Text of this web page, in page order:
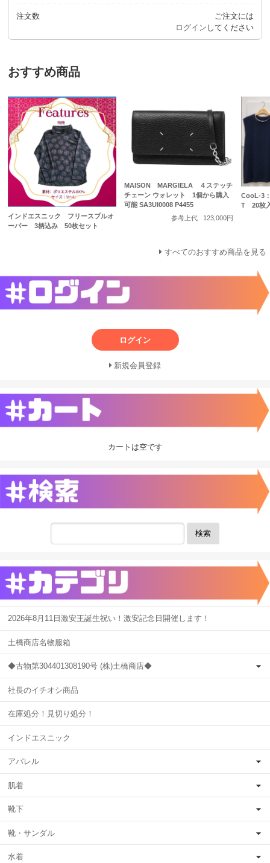
注文数
ご注文には
ログイン してください
おすすめ商品
インドエスニック フリースプルオ
ーバー 3柄込み 50枚セット
MAISON MARGIELA ４ステッチ
チェーン ウォレット 1個から購入
可能 SA3UI0008 P4455
参考上代
123,000円
CooL-3
T 20枚
すべてのおすすめ商品を見る
ログイン
新規会員登録
カートは空です
検索
2026年8月11日激安王誕生祝い！激安記念日開催します！
土橋商店名物服箱
◆古物第304401308190号 (株)土橋商店◆
社長のイチオシ商品
在庫処分！見切り処分！
インドエスニック
アパレル
肌着
靴下
靴・サンダル
水着